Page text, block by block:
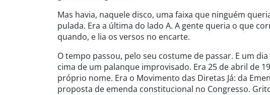
Mas havia, naquele disco, uma faixa que ninguém
pulada. Era a última do lado A. A gente queria o que
quando, e lia os versos no encarte.
O tempo passou, pelo seu costume de passar. E um
cima de um palanque improvisado. Era 25 de abril de
próprio nome. Era o Movimento das Diretas Já: da
proposta de emenda constitucional no Congresso.